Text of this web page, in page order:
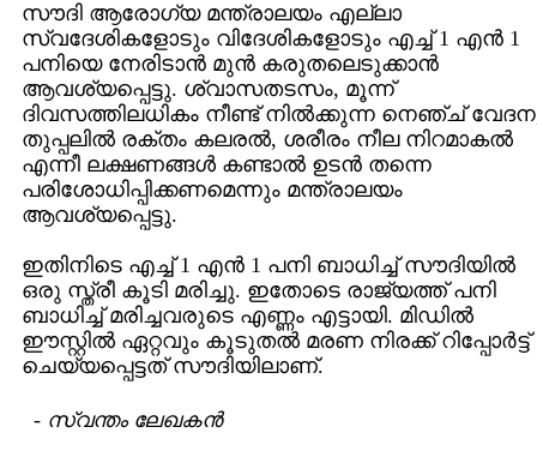
സൗദി ആരോഗ്യ മന്ത്രാലയം എല്ലാ
സ്വദേശികളോടും വിദേശികളോടും എച്ച് 1 എന്‍ 1
പനിയെ നേരിടാന്‍ മുന്‍ കരുതലെടുക്കാന്‍
ആവശ്യപ്പെട്ടു. ശ്വാസതടസം, മൂന്ന്
ദിവസത്തിലധികം നീണ്ട് നില്‍ക്കുന്ന നെഞ്ച്
തുപ്പലില്‍ രക്തം കലരല്‍, ശരീരം നീല നിറമാകല്‍
എന്നീ ലക്ഷണങ്ങള്‍ കണ്ടാല്‍ ഉടന്‍ തന്നെ
പരിശോധിപ്പിക്കണമെന്നും മന്ത്രാലയം
ആവശ്യപ്പെട്ടു.
ഇതിനിടെ എച്ച് 1 എന്‍ 1 പനി ബാധിച്ച് സൗദിയില്‍
ഒരു സ്ത്രീ കൂടി മരിച്ചു. ഇതോടെ രാജ്യത്ത് പനി
ബാധിച്ച് മരിച്ചവരുടെ എണ്ണം എട്ടായി. മിഡില്‍
ഈസ്റ്റില്‍ ഏറ്റവും കൂടുതല്‍ മരണ നിരക്ക് റിപ്പോര്‍ട്ട്
ചെയ്യപ്പെട്ടത് സൗദിയിലാണ്.
- സ്വന്തം ലേഖകന്‍